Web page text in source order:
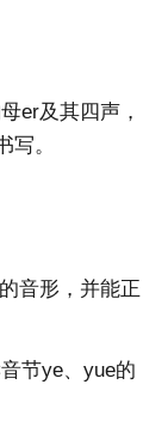
er及其四声，
写。
音形，并能正
节ye、yue的